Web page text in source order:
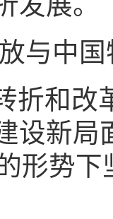
与中
折和改
设新局
形势